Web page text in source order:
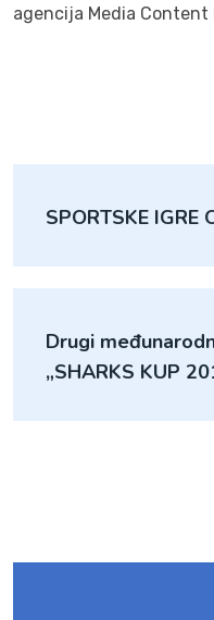
agencija Media Content
SPORTSKE IGRE
Drugi
„SHARKS KUP